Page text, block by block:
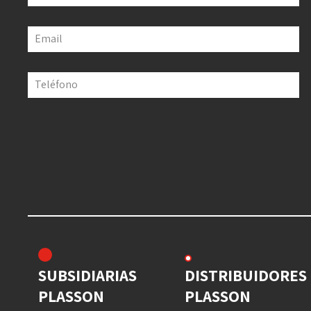
Email
Teléfono
SUBSIDIARIAS
PLASSON
DISTRIBUIDORES
PLASSON